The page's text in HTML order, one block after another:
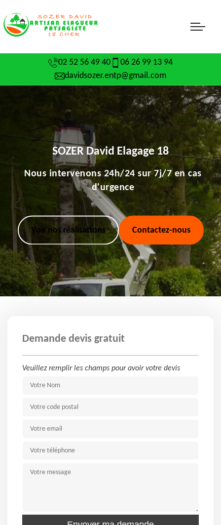
02 52 56 49 40
06 26 99 13 94
davidsozer.entp@gmail.com
SOZER David Elagage 18
Nous intervenons 24h/24 sur 7j/7 en cas
d'urgence
Voir nos réalisations Contactez-nous
Demande devis gratuit
Veuillez remplir les champs pour avoir votre devis